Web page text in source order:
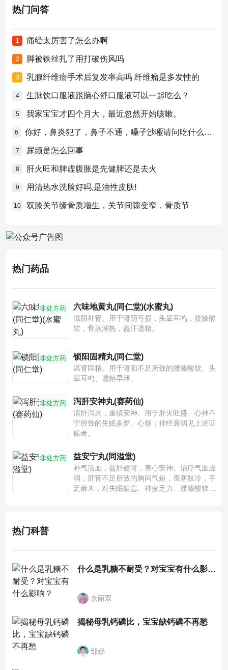
热门问答
1 痛经太厉害了怎么办啊
2 脚被铁丝扎了用打破伤风吗
3 乳腺纤维瘤手术后复发率高吗 纤维瘤是多发性的
4 生脉饮口服液跟脑心舒口服液可以一起吃么？
5 我家宝宝才四个月大，最近忽然开始咳嗽。
6 你好，鼻炎犯了，鼻子不通，嗓子沙哑请问吃什么药比较好？
7 尿频是怎么回事
8 肝火旺和脾虚腹胀是先健脾还是去火
9 用清热水洗脸好吗,是油性皮肤!
10 双膝关节缘骨质增生，关节间隙变窄，骨质节
热门药品
非处方药 六味地黄丸(同仁堂)(水蜜丸)
滋阴补肾。用于肾阴亏损，头晕耳鸣，腰膝酸
软，骨蒸潮热，盗汗遗精。
非处方药 锁阳固精丸(同仁堂)
温肾固精。用于肾阳不足所致的腰膝酸软、头
晕耳鸣、遗精早泄。
非处方药 泻肝安神丸(赛药仙)
清肝泻火，重镇安神。用于肝火旺盛、心神不
宁所致的失眠多梦、心烦；神经衰弱见上述证
候者。
非处方药 益安宁丸(同溢堂)
补气活血，益肝健肾，养心安神。治疗气血虚
弱，肝肾不足所致的胸闷气短，畏寒肢冷，手
足麻木，对失眠健忘、神疲乏力、腰膝酸软也
热门科普
什么是乳糖不耐受？对宝宝有什么影响？
余丽双
揭秘母乳钙磷比，宝宝缺钙磷不再愁
邹娜